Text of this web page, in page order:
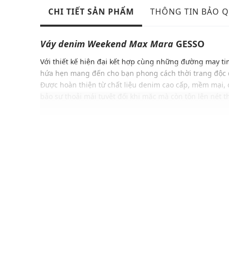
CHI TIẾT SẢN PHẨM THÔNG TIN BẢO
Váy denim Weekend Max Mara GESSO
Với thiết kế hiện đại kết hợp cùng những đường may
hứa hẹn mang đến cho bạn phong cách thời trang độc
Được hoàn thiện từ chất liệu denim cao cấp, mềm mại,